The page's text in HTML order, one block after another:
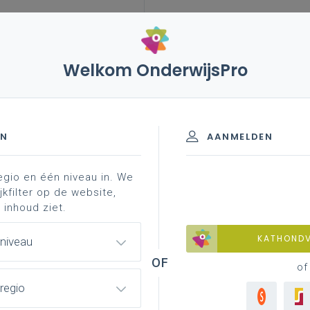
beperking van werkloosheiduitkering en opleiding naar
werkloosheiduitkering en
minister Zuhal Demir in haar hoedanigheid van
dimensie, maar toch ook met een link naar
Welkom OnderwijsPro
AANMELDEN
of
en één niveau in. We
op de website,
ziet.